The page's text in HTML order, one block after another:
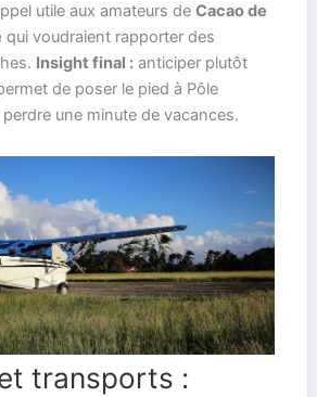
utile aux amateurs de Cacao de
qui voudraient rapporter des
Insight final :anticiper plutôt
de poser le pied à Pôle
une minute de vacances.
transports :